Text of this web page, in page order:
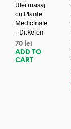
Ulei masaj
cu Plante
Medicinale
– Dr.Kelen
70 lei
ADD TO
CART